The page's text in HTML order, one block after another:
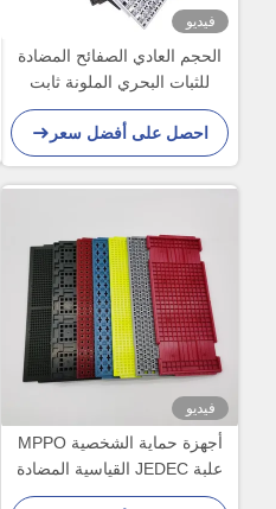
فيديو
الحجم العادي الصفائح المضادة
للثبات البحري الملونة ثابت
الحرارة لمكون IC
احصل على أفضل سعر
فيديو
أجهزة حماية الشخصية MPPO
علبة JEDEC القياسية المضادة
للستاتيكية التي تتجنب التقاط